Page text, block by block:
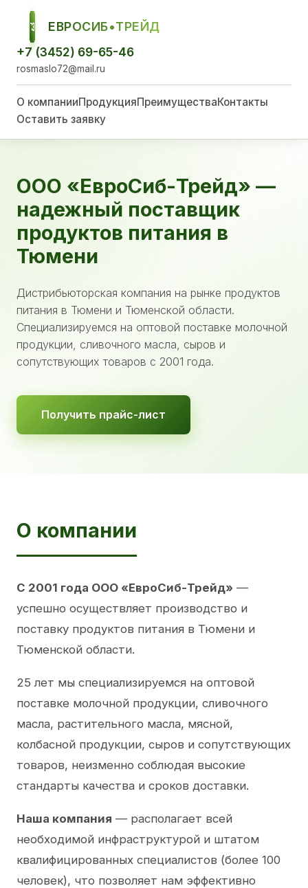
ЕСТ
ЕВРОСИБ•ТРЕЙД
+7 (3452) 69-65-46
rosmaslo72@mail.ru
О компанииПродукцияПреимуществаКонтакты
Оставить заявку
ООО «ЕвроСиб-Трейд» —
надежный поставщик
продуктов питания в
Тюмени
Дистрибьюторская компания на рынке продуктов
питания в Тюмени и Тюменской области.
Специализируемся на оптовой поставке молочной
продукции, сливочного масла, сыров и
сопутствующих товаров с 2001 года.
Получить прайс-лист
О компании
С 2001 года ООО «ЕвроСиб-Трейд» —
успешно осуществляет производство и
поставку продуктов питания в Тюмени и
Тюменской области.
25 лет мы специализируемся на оптовой
поставке молочной продукции, сливочного
масла, растительного масла, мясной,
колбасной продукции, сыров и сопутствующих
товаров, неизменно соблюдая высокие
стандарты качества и сроков доставки.
Наша компания — располагает всей
необходимой инфраструктурой и штатом
квалифицированных специалистов (более 100
человек), что позволяет нам эффективно